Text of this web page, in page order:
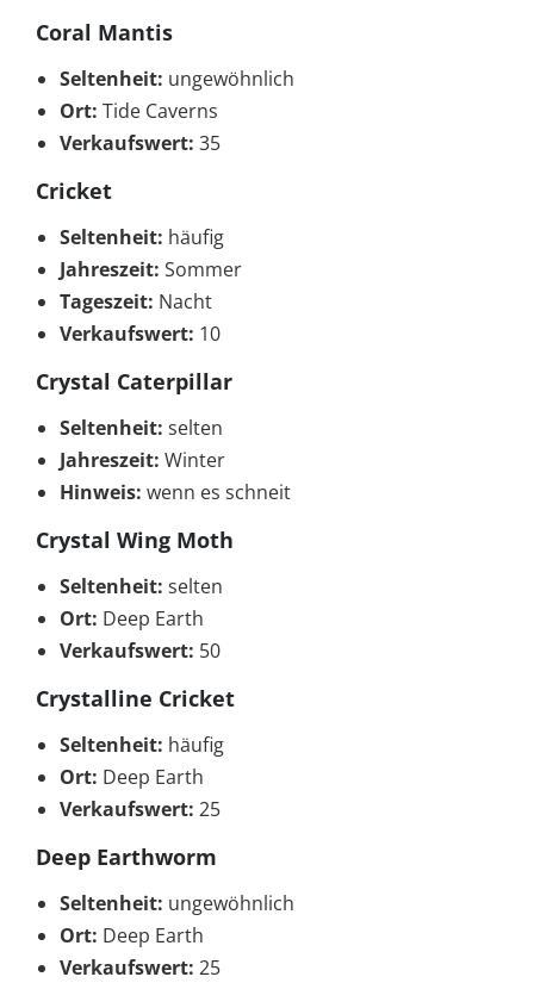
Coral Mantis
Seltenheit: ungewöhnlich
Ort: Tide Caverns
Verkaufswert: 35
Cricket
Seltenheit: häufig
Jahreszeit: Sommer
Tageszeit: Nacht
Verkaufswert: 10
Crystal Caterpillar
Seltenheit: selten
Jahreszeit: Winter
Hinweis: wenn es schneit
Crystal Wing Moth
Seltenheit: selten
Ort: Deep Earth
Verkaufswert: 50
Crystalline Cricket
Seltenheit: häufig
Ort: Deep Earth
Verkaufswert: 25
Deep Earthworm
Seltenheit: ungewöhnlich
Ort: Deep Earth
Verkaufswert: 25